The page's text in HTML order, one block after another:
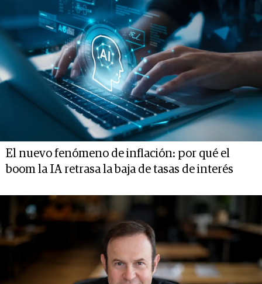
El nuevo fenómeno de inflación: por qué el
boom la IA retrasa la baja de tasas de interés